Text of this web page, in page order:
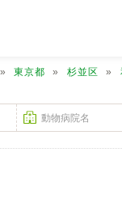
東京都 杉並区